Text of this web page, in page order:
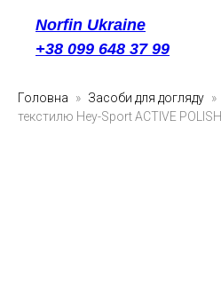
Norfin Ukraine
+38 099 648 37 99
Головна Засоби для догляду
текстилю Hey-Sport ACTIVE